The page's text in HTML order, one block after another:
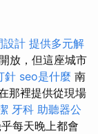
設計 提供多元解
放，但這座城市
針 seo是什麼 南
那裡提供從現場
牙科 助聽器公
每天晚上都會